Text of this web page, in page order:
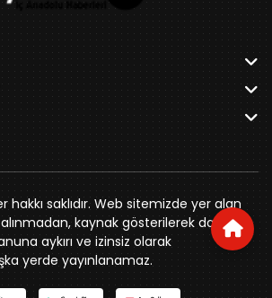
İnönü Bulvarı Özkahya Apt. Kat:3 D:7
saklıdır. Web sitemizde yer alan
kaynak gösterilerek dahi
aykırı ve izinsiz olarak
yerde yayınlanamaz.